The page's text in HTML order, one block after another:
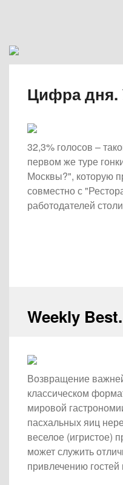
Цифра дня.
32,3% голосов –
первом же туре
Москвы?", которую
совместно с
работодателей
Weekly
Возвращение
классическом
мировой
пасхальных яиц
веселое (игристое)
может служить
привлечению гостей